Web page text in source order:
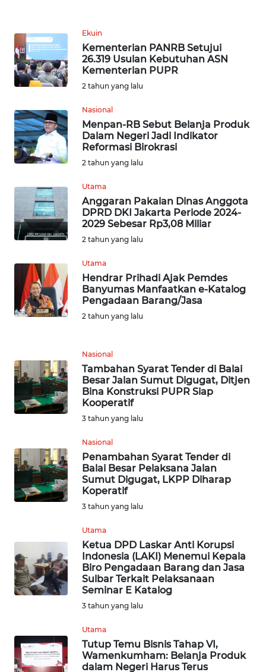
Ekuin
Kementerian PANRB Setujui
26.319 Usulan Kebutuhan ASN
Kementerian PUPR
2 tahun yang lalu
Nasional
Menpan-RB Sebut Belanja Produk
Dalam Negeri Jadi Indikator
Reformasi Birokrasi
2 tahun yang lalu
Utama
Anggaran Pakaian Dinas Anggota
DPRD DKI Jakarta Periode 2024-
2029 Sebesar Rp3,08 Miliar
2 tahun yang lalu
Utama
Hendrar Prihadi Ajak Pemdes
Banyumas Manfaatkan e-Katalog
Pengadaan Barang/Jasa
2 tahun yang lalu
Nasional
Tambahan Syarat Tender di Balai
Besar Jalan Sumut Digugat, Ditjen
Bina Konstruksi PUPR Siap
Kooperatif
3 tahun yang lalu
Nasional
Penambahan Syarat Tender di
Balai Besar Pelaksana Jalan
Sumut Digugat, LKPP Diharap
Koperatif
3 tahun yang lalu
Utama
Ketua DPD Laskar Anti Korupsi
Indonesia (LAKI) Menemui Kepala
Biro Pengadaan Barang dan Jasa
Sulbar Terkait Pelaksanaan
Seminar E Katalog
3 tahun yang lalu
Utama
Tutup Temu Bisnis Tahap VI,
Wamenkumham: Belanja Produk
dalam Negeri Harus Terus
NTB
WN
SULTENG
SULBAR
WN
BABEL
WN
SUMBAR
WN
WN
BENGKULU
WN
JATENG
WN
JOGJA
WN
BALI
WN
WN
KALTENG